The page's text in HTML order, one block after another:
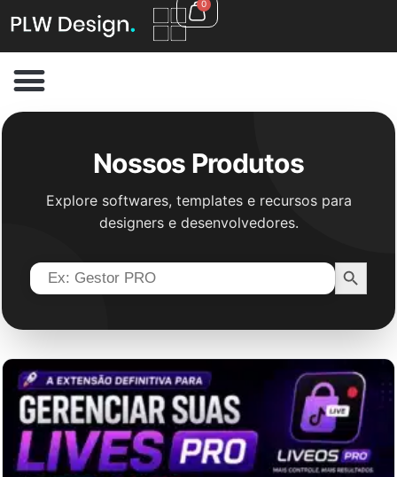
0
Nossos Produtos
Explore softwares, templates e recursos para
designers e desenvolvedores.
Search
for:
Search